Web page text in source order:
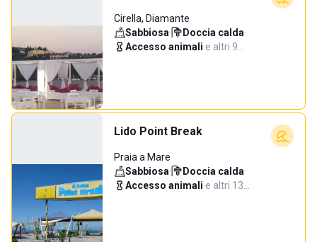
Cirella, Diamante
Sabbiosa· Doccia calda·
Accesso animali·e altri 9…
Lido Point Break
Praia a Mare
Sabbiosa· Doccia calda·
Accesso animali·e altri 13…